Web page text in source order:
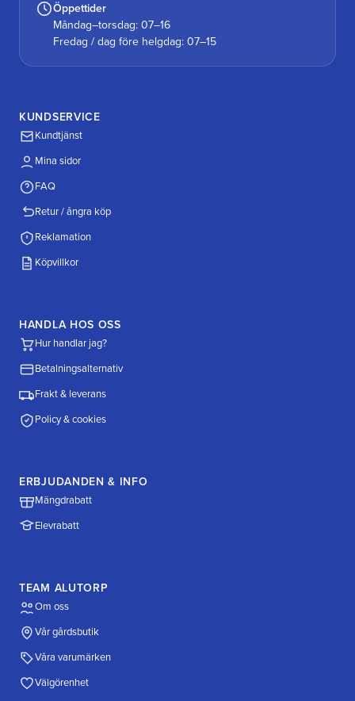
Öppettider
Måndag–torsdag: 07–16
Fredag / dag före helgdag: 07–15
KUNDSERVICE
Kundtjänst
Mina sidor
FAQ
Retur / ångra köp
Reklamation
Köpvillkor
HANDLA HOS OSS
Hur handlar jag?
Betalningsalternativ
Frakt & leverans
Policy & cookies
ERBJUDANDEN & INFO
Mängdrabatt
Elevrabatt
TEAM ALUTORP
Om oss
Vår gårdsbutik
Våra varumärken
Välgörenhet